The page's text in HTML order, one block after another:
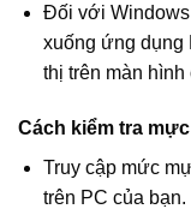
Đối với Windows
xuống ứng dụng
thị trên màn
Cách kiểm tra mực
Truy cập mức
trên PC của bạn.